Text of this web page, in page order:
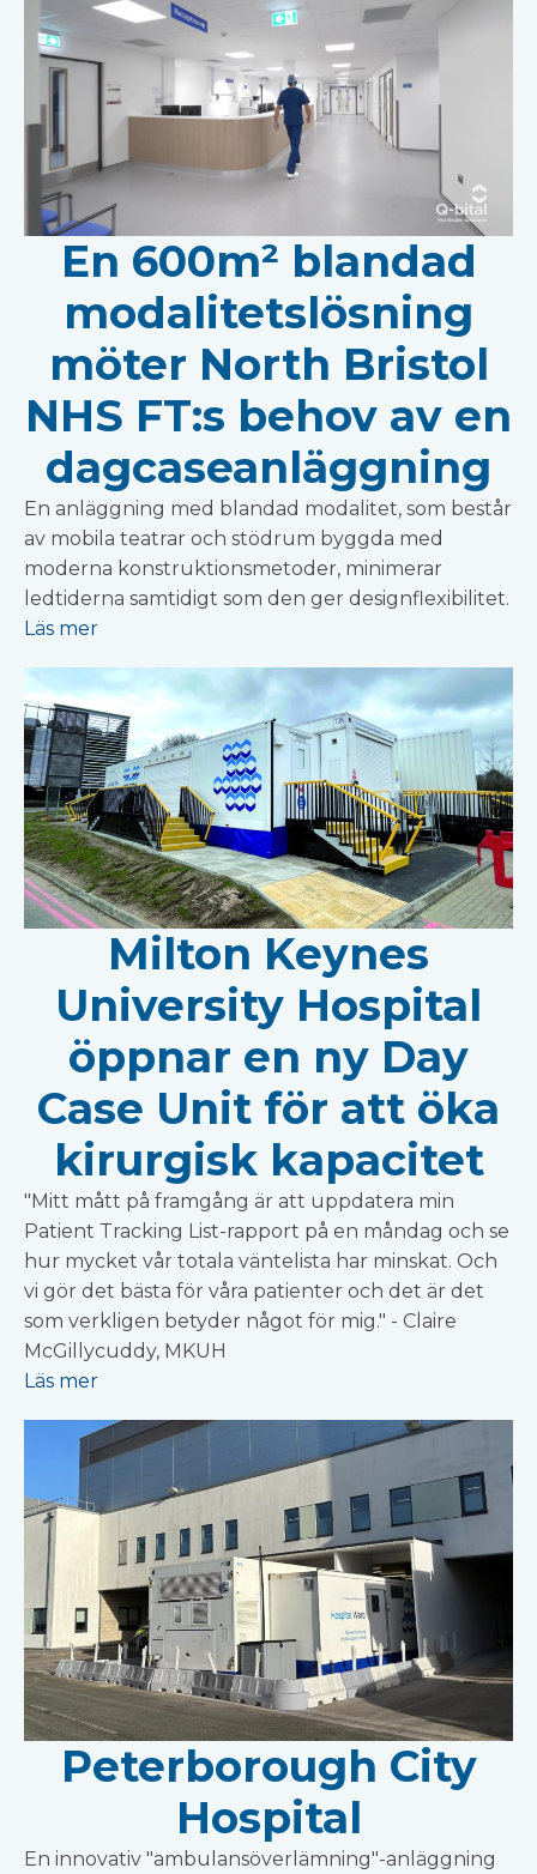
En 600m² blandad
modalitetslösning
möter North Bristol
NHS FT:s behov av en
dagcaseanläggning
En anläggning med blandad modalitet, som består
av mobila teatrar och stödrum byggda med
moderna konstruktionsmetoder, minimerar
ledtiderna samtidigt som den ger designflexibilitet.
Läs mer
Milton Keynes
University Hospital
öppnar en ny Day
Case Unit för att öka
kirurgisk kapacitet
"Mitt mått på framgång är att uppdatera min
Patient Tracking List-rapport på en måndag och se
hur mycket vår totala väntelista har minskat. Och
vi gör det bästa för våra patienter och det är det
som verkligen betyder något för mig." - Claire
McGillycuddy, MKUH
Läs mer
Peterborough City
Hospital
En innovativ "ambulansöverlämning"-anläggning